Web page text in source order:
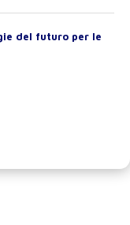
del futuro per le